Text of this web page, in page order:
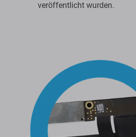
veröffentlicht wurden.